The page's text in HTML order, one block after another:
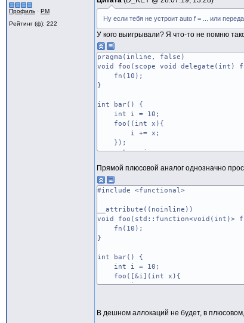
Профиль · PM
Рейтинг (ф): 222
Ну если тебя не устроит auto f = ... или
У кого выигрывали? Я что-то не помню
pragma(inline, false)
void foo(scope void delegate(int)
fn(10);
}
int bar() {
int i = 10;
foo((int x){
i += x;
});
return i;
Прямой плюсовой аналог однозначно
#include <functional>
__attribute((noinline))
void foo(std::function<void(int)>
fn(10);
}
int bar() {
int i = 10;
foo([&i](int x){
i += x;
}
В дешном аллокаций не будет, в